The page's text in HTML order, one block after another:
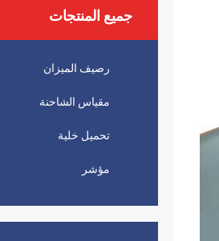
جميع المنتجات
رصيف الميزان
مقياس الشاحنة
تحميل خلية
مؤشر